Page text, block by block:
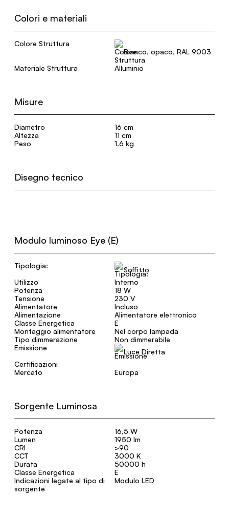
Colori e materiali
Colore Struttura
Bianco, opaco, RAL 9003
Materiale Struttura
Alluminio
Misure
Diametro
16 cm
Altezza
11 cm
Peso
1.6 kg
Disegno tecnico
Modulo luminoso Eye (E)
Tipologia:
Soffitto
Utilizzo
Interno
Potenza
18 W
Tensione
230 V
Alimentatore
Incluso
Alimentazione
Alimentatore elettronico
Classe Energetica
E
Montaggio alimentatore
Nel corpo lampada
Tipo dimmerazione
Non dimmerabile
Emissione
Luce Diretta
Certificazioni
Mercato
Europa
Sorgente Luminosa
Potenza
16,5 W
Lumen
1950 lm
CRI
>90
CCT
3000 K
Durata
50000 h
Classe Energetica
E
Indicazioni legate al tipo di
sorgente
Modulo LED